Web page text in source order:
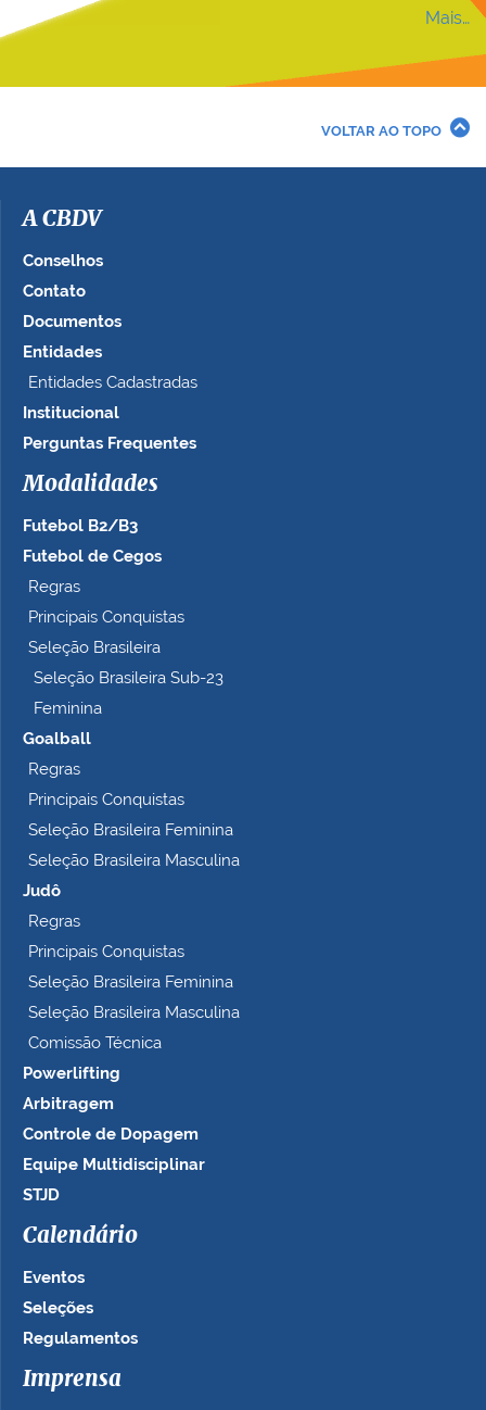
Mais…
VOLTAR AO TOPO
A CBDV
Conselhos
Contato
Documentos
Entidades
Entidades Cadastradas
Institucional
Perguntas Frequentes
Modalidades
Futebol B2/B3
Futebol de Cegos
Regras
Principais Conquistas
Seleção Brasileira
Seleção Brasileira Sub-23
Feminina
Goalball
Regras
Principais Conquistas
Seleção Brasileira Feminina
Seleção Brasileira Masculina
Judô
Regras
Principais Conquistas
Seleção Brasileira Feminina
Seleção Brasileira Masculina
Comissão Técnica
Powerlifting
Arbitragem
Controle de Dopagem
Equipe Multidisciplinar
STJD
Calendário
Eventos
Seleções
Regulamentos
Imprensa